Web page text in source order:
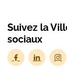
Suivez la
sociaux